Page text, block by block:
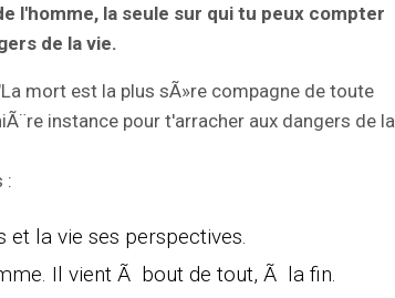
l'homme, la seule sur qui tu peux compter
de la vie.
mort est la plus sÃ»re compagne de toute
instance pour t'arracher aux dangers de la
:
et la vie ses perspectives.
Il vient Ã bout de tout, Ã la fin.